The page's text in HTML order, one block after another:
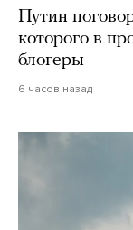
Путин
которого в
блогеры
6 часов назад